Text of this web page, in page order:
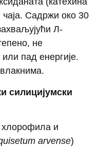
чаја. Садржи око 30
Л-
не
пад енергије.
силицијумски
хлорофила и
arvense)